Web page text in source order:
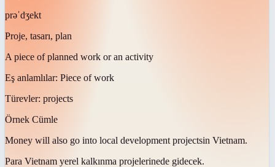
prəˈdʒekt
Proje, tasarı, plan
A piece of planned work or an activity
Eş anlamlılar: Piece of work
Türevler: projects
Örnek Cümle
Money will also go into local development projectsin Vietnam.
Para Vietnam yerel kalkınma projelerinede gidecek.